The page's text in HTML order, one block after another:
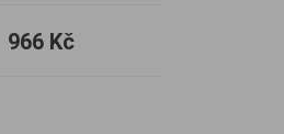
966 Kč